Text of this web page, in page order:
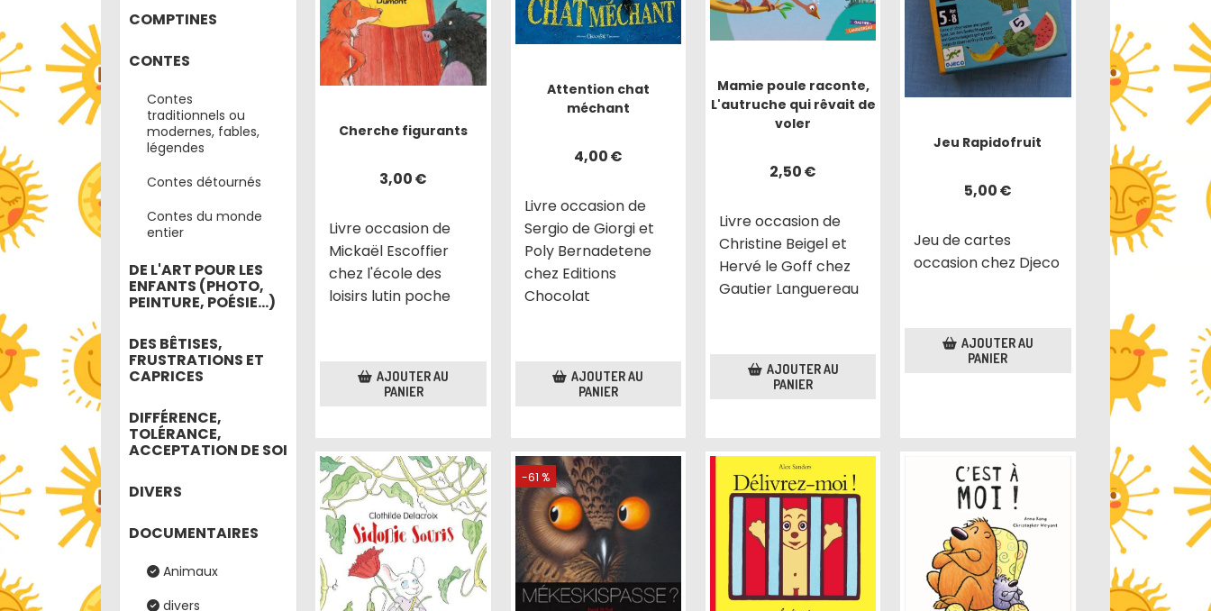
COMPTINES
CONTES
Contes
traditionnels ou
modernes, fables,
légendes
Contes détournés
Contes du monde
entier
DE L'ART POUR LES
ENFANTS (PHOTO,
PEINTURE, POÉSIE...)
DES BÊTISES,
FRUSTRATIONS ET
CAPRICES
DIFFÉRENCE,
TOLÉRANCE,
ACCEPTATION DE SOI
DIVERS
DOCUMENTAIRES
Animaux
divers
Cherche figurants
3,00€
Livre occasion de
Mickaël Escoffier
chez l'école des
loisirs lutin poche
AJOUTER AU
PANIER
Attention chat
méchant
4,00€
Livre occasion de
Sergio de Giorgi et
Poly Bernadetene
chez Editions
Chocolat
AJOUTER AU
PANIER
Mamie poule raconte,
L'autruche qui rêvait de
voler
2,50€
Livre occasion de
Christine Beigel et
Hervé le Goff chez
Gautier Languereau
AJOUTER AU
PANIER
Jeu Rapidofruit
5,00€
Jeu de cartes
occasion chez Djeco
AJOUTER AU
PANIER
-61 %